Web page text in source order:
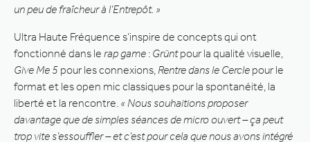
un peu de fraîcheur à l’Entrepôt. »
Ultra Haute Fréquence s’inspire de concepts qui ont
fonctionné dans le rap game : Grüntpour la qualité visuelle,
Give Me 5 pour les connexions, Rentre dans le Cercle pour le
format et les open mic classiques pour la spontanéité, la
liberté et la rencontre. « Nous souhaitions proposer
davantage que de simples séances de micro ouvert – ça peut
trop vite s’essouffler – et c’est pour cela que nous avons intégré